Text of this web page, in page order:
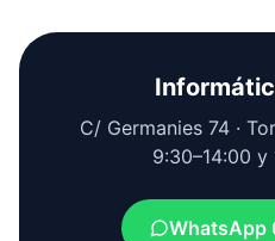
C/ Germanies 74 ·
9:30–14:00 y
WhatsApp